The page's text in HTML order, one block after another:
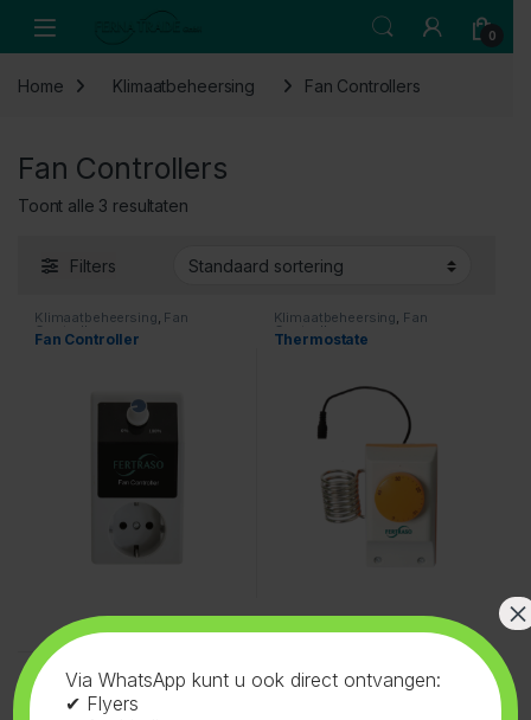
Open 0
Home Klimaatbeheersing Fan Controllers
Fan Controllers
Toont alle 3 resultaten
Filters
Klimaatbeheersing, Fan
Controllers
Fan Controller
Klimaatbeheersing, Fan
Controllers
Thermostate
Klimaatbeheersing,Fan
Controllers
Fan controller +
Thermostaat
Via WhatsApp kunt u ook direct ontvangen:
✔ Flyers
×